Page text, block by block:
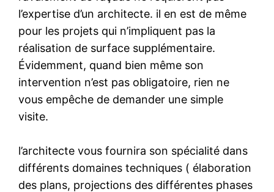
l’expertise d’un architecte. il en est de même
pour les projets qui n’impliquent pas la
réalisation de surface supplémentaire.
Évidemment, quand bien même son
intervention n’est pas obligatoire, rien ne
vous empêche de demander une simple
visite.
l’architecte vous fournira son spécialité dans
différents domaines techniques ( élaboration
des plans, projections des différentes phases